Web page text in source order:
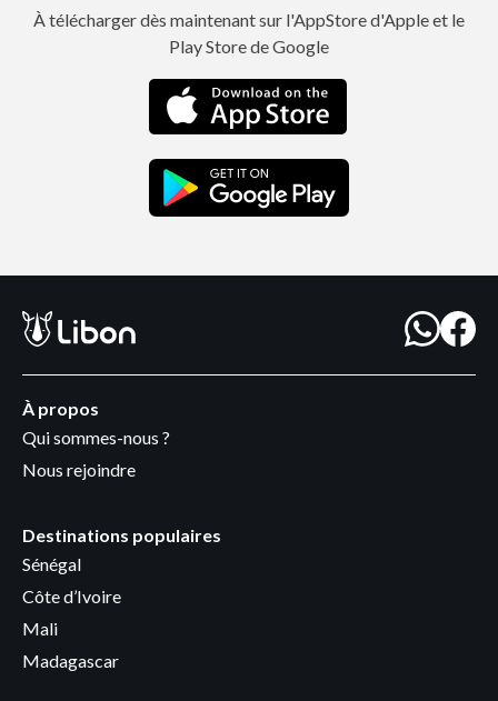
À télécharger dès maintenant sur l'AppStore d'Apple et le
Play Store de Google
À propos
Qui sommes-nous ?
Nous rejoindre
Destinations populaires
Sénégal
Côte d’Ivoire
Mali
Madagascar